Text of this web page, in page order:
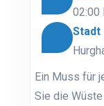
02:00
Stadt
Ein Muss für
Sie die